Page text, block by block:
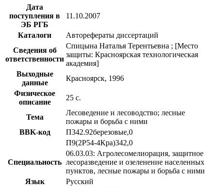
Дата
поступления в
ЭБ РГБ
11.10.2007
Каталоги
Авторефераты диссертаций
Сведения об
ответственности
Спицына Наталья Терентьевна ; [Место
защиты: Красноярская технологическая
академия]
Выходные
данные
Красноярск, 1996
Физическое
описание
25 с.
Тема
Лесоведение и лесоводство; лесные
пожары и борьба с ними
BBK-код
П342.92березовые,0
П9(2Р54-4Кра)342,0
Специальность
06.03.03: Агролесомелиорация, защитное
лесоразведение и озеленение населенных
пунктов, лесные пожары и борьба с ними
Язык
Русский